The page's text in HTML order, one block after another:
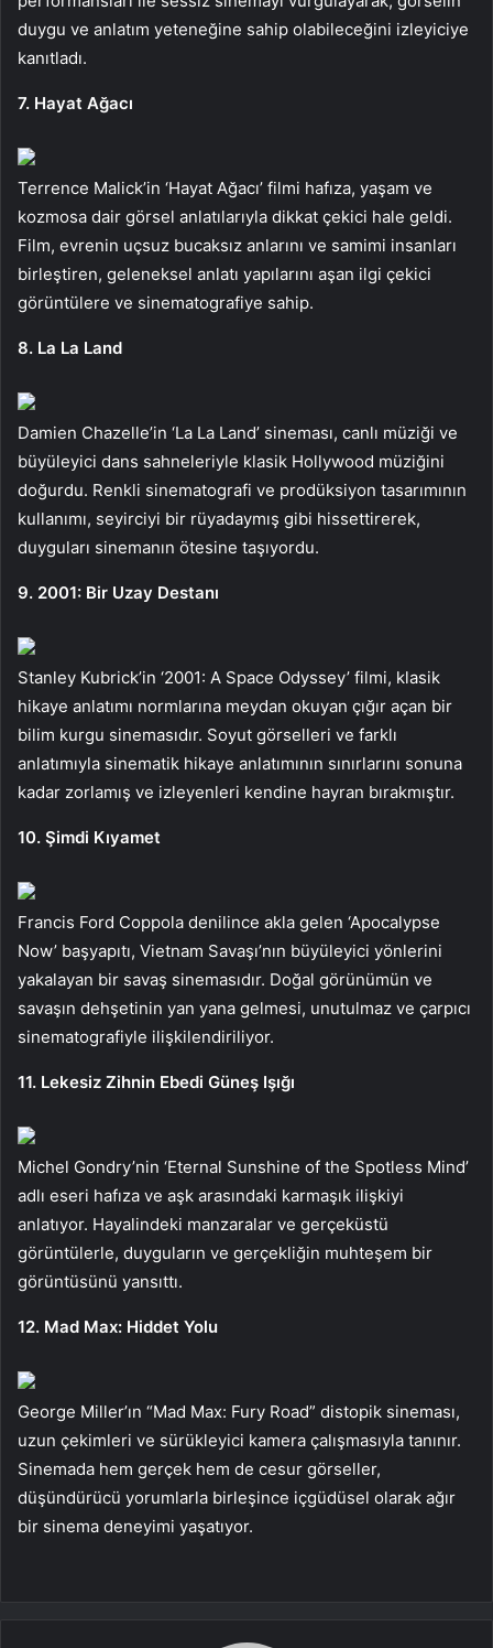
duygu ve anlatım yeteneğine sahip olabileceğini izleyiciye
kanıtladı.
7. Hayat Ağacı
Terrence Malick’in ‘Hayat Ağacı’ filmi hafıza, yaşam ve
kozmosa dair görsel anlatılarıyla dikkat çekici hale geldi.
Film, evrenin uçsuz bucaksız anlarını ve samimi insanları
birleştiren, geleneksel anlatı yapılarını aşan ilgi çekici
görüntülere ve sinematografiye sahip.
8. La La Land
Damien Chazelle’in ‘La La Land’ sineması, canlı müziği ve
büyüleyici dans sahneleriyle klasik Hollywood müziğini
doğurdu. Renkli sinematografi ve prodüksiyon tasarımının
kullanımı, seyirciyi bir rüyadaymış gibi hissettirerek,
duyguları sinemanın ötesine taşıyordu.
9. 2001: Bir Uzay Destanı
Stanley Kubrick’in ‘2001: A Space Odyssey’ filmi, klasik
hikaye anlatımı normlarına meydan okuyan çığır açan bir
bilim kurgu sinemasıdır. Soyut görselleri ve farklı
anlatımıyla sinematik hikaye anlatımının sınırlarını sonuna
kadar zorlamış ve izleyenleri kendine hayran bırakmıştır.
10. Şimdi Kıyamet
Francis Ford Coppola denilince akla gelen ‘Apocalypse
Now’ başyapıtı, Vietnam Savaşı’nın büyüleyici yönlerini
yakalayan bir savaş sinemasıdır. Doğal görünümün ve
savaşın dehşetinin yan yana gelmesi, unutulmaz ve çarpıcı
sinematografiyle ilişkilendiriliyor.
11. Lekesiz Zihnin Ebedi Güneş Işığı
Michel Gondry’nin ‘Eternal Sunshine of the Spotless Mind’
adlı eseri hafıza ve aşk arasındaki karmaşık ilişkiyi
anlatıyor. Hayalindeki manzaralar ve gerçeküstü
görüntülerle, duyguların ve gerçekliğin muhteşem bir
görüntüsünü yansıttı.
12. Mad Max: Hiddet Yolu
George Miller’ın “Mad Max: Fury Road” distopik sineması,
uzun çekimleri ve sürükleyici kamera çalışmasıyla tanınır.
Sinemada hem gerçek hem de cesur görseller,
düşündürücü yorumlarla birleşince içgüdüsel olarak ağır
bir sinema deneyimi yaşatıyor.